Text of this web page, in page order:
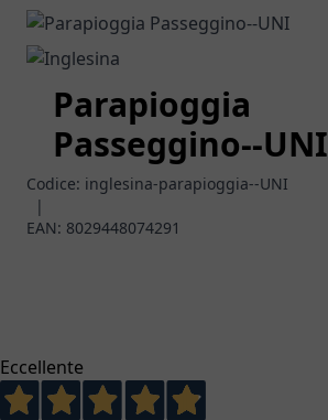
Parapioggia
Passeggino--UNI
Codice: inglesina-parapioggia--UNI
|
EAN: 8029448074291
Eccellente